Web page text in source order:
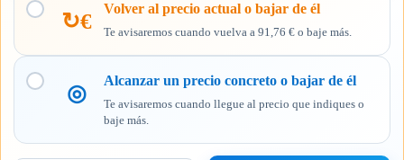
↻€
Volver al precio actual o bajar de él
Te avisaremos cuando vuelva a 91,76 € o baje más.
◎
Alcanzar un precio concreto o bajar de él
Te avisaremos cuando llegue al precio que indiques o
baje más.